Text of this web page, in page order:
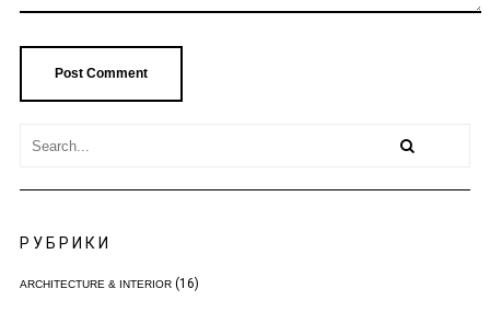
РУБРИКИ
ARCHITECTURE & INTERIOR(16)